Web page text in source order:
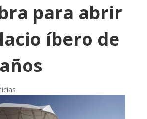
para abrir
íbero de